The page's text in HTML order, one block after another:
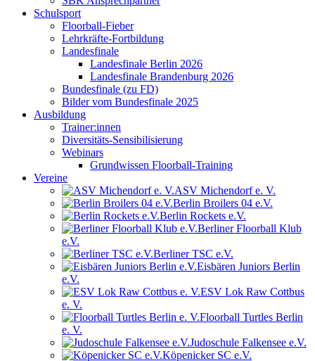
Schulsport
Floorball-Fieber
Lehrkräfte-Fortbildung
Landesfinale
Landesfinale Berlin 2026
Landesfinale Brandenburg 2026
Bundesfinale (zu FD)
Bilder vom Bundesfinale 2025
Ausbildung
Trainer:innen
Diversitäts-Sensibilisierung
Webinars
Grundwissen Floorball-Training
Vereine
ASV Michendorf e. V.
Berlin Broilers 04 e.V.
Berlin Rockets e.V.
Berliner Floorball Klub
e.V.
Berliner TSC e.V.
Eisbären Juniors Berlin
e.V.
ESV Lok Raw Cottbus
e. V.
Floorball Turtles Berlin
e. V.
Judoschule Falkensee e.V.
Köpenicker SC e.V.